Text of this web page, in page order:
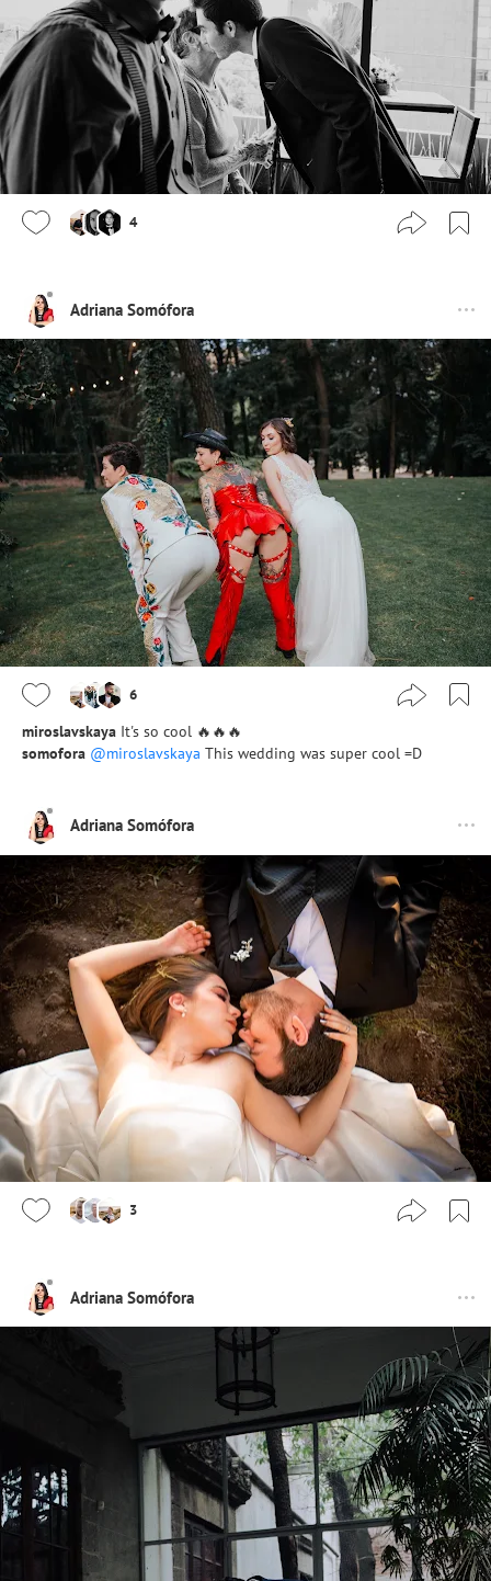
4
Adriana Somófora
6
miroslavskaya It's so cool 🔥🔥🔥
somofora @miroslavskaya This wedding was super cool =D
Adriana Somófora
3
Adriana Somófora